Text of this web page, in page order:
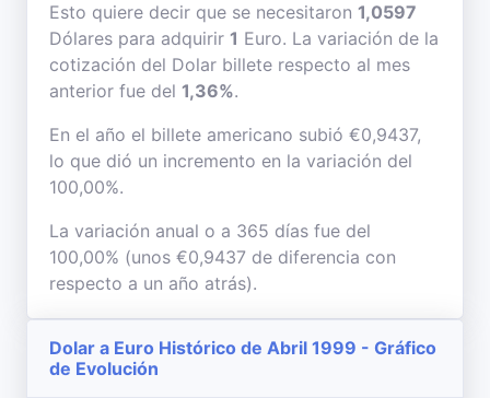
Esto quiere decir que se necesitaron 1,0597
Dólares para adquirir 1 Euro. La variación de la
cotización del Dolar billete respecto al mes
anterior fue del 1,36%.
En el año el billete americano subió €0,9437,
lo que dió un incremento en la variación del
100,00%.
La variación anual o a 365 días fue del
100,00% (unos €0,9437 de diferencia con
respecto a un año atrás).
Dolar a Euro Histórico de Abril 1999 - Gráfico
de Evolución